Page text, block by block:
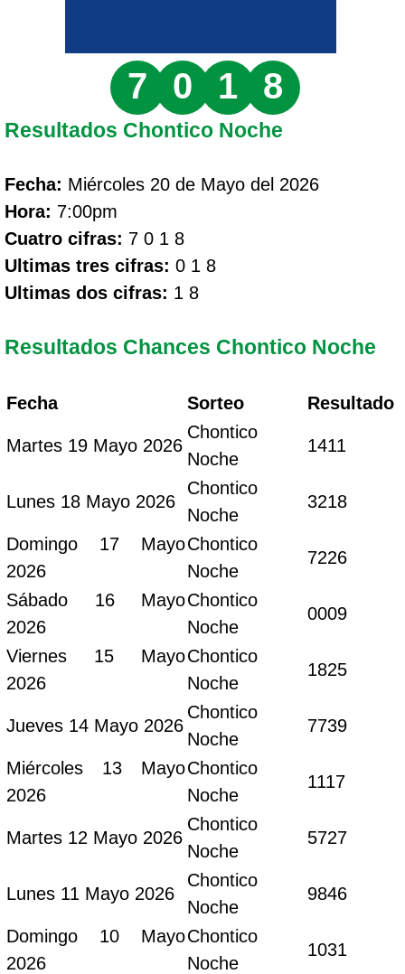
7 0 1 8
Resultados Chontico Noche
Fecha: Miércoles 20 de Mayo del 2026
Hora: 7:00pm
Cuatro cifras: 7 0 1 8
Ultimas tres cifras: 0 1 8
Ultimas dos cifras: 1 8
Resultados Chances Chontico Noche
Fecha Sorteo Resultado
Martes 19 Mayo 2026
Chontico
Noche
1411
Lunes 18 Mayo 2026
Chontico
Noche
3218
Domingo 17 Mayo
2026
Chontico
Noche
7226
Sábado 16 Mayo
2026
Chontico
Noche
0009
Viernes 15 Mayo
2026
Chontico
Noche
1825
Jueves 14 Mayo 2026
Chontico
Noche
7739
Miércoles 13 Mayo
2026
Chontico
Noche
1117
Martes 12 Mayo 2026
Chontico
Noche
5727
Lunes 11 Mayo 2026
Chontico
Noche
9846
Domingo 10 Mayo
2026
Chontico
Noche
1031